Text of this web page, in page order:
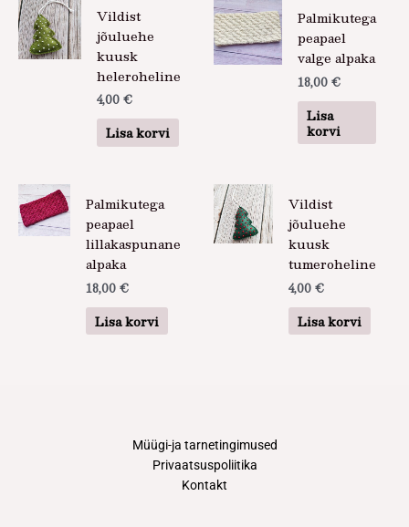
Vildist
jõuluehe
kuusk
heleroheline
4,00 €
Lisa korvi
Palmikutega
peapael
valge alpaka
18,00 €
Lisa
korvi
Palmikutega
peapael
lillakaspunane
alpaka
18,00 €
Lisa korvi
Vildist
jõuluehe
kuusk
tumeroheline
4,00 €
Lisa korvi
Müügi-ja tarnetingimused
Privaatsuspoliitika
Kontakt